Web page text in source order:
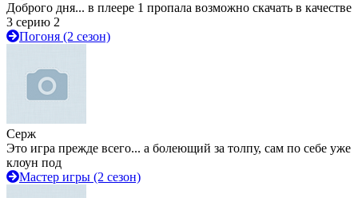
Доброго дня... в плеере 1 пропала возможно скачать в качестве
3 серию 2
Погоня (2 сезон)
Серж
Это игра прежде всего... а болеющий за толпу, сам по себе уже
клоун под
Мастер игры (2 сезон)